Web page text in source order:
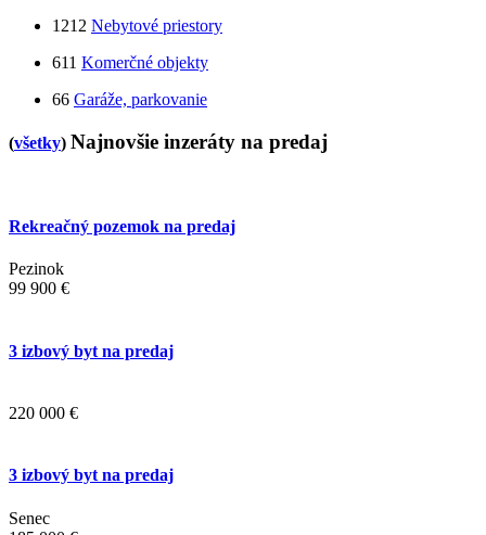
1212 Nebytové priestory
611 Komerčné objekty
66 Garáže, parkovanie
(všetky) Najnovšie inzeráty na predaj
Rekreačný pozemok na predaj
Pezinok
99 900 €
3 izbový byt na predaj
220 000 €
3 izbový byt na predaj
Senec